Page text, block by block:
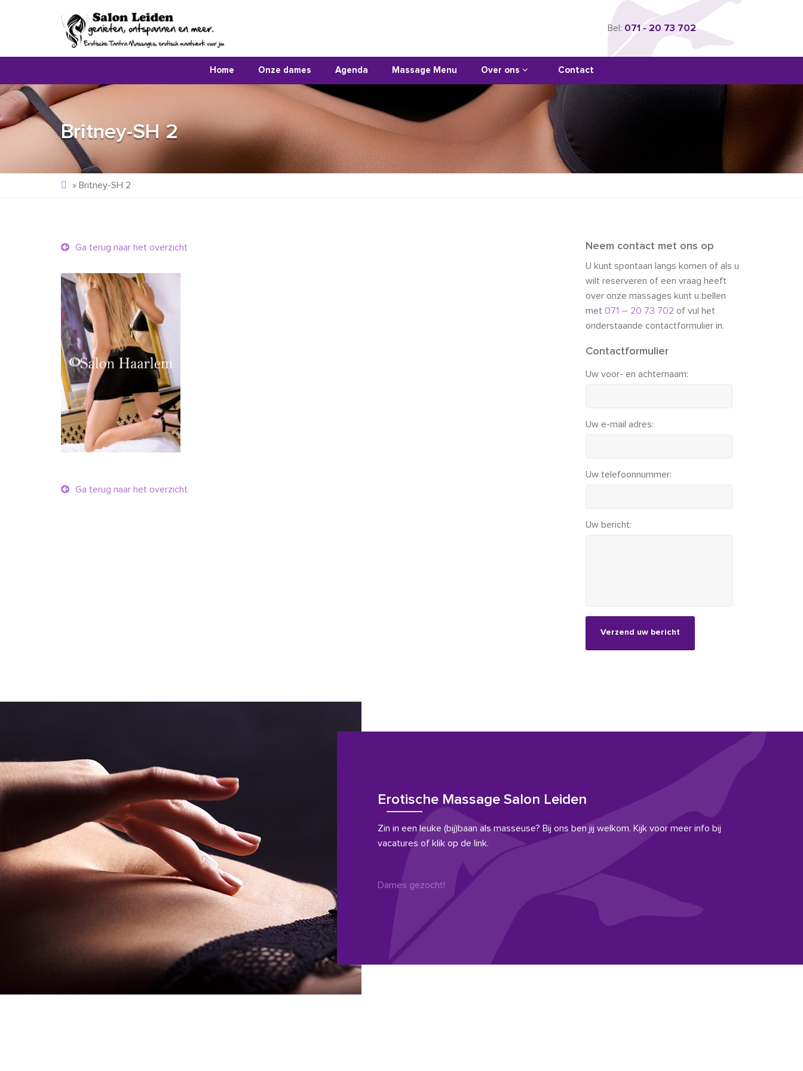
Bel: 071 - 20 73 702
Home Onze dames Agenda Massage Menu Over ons Contact
Britney-SH 2
» Britney-SH 2
Ga terug naar het overzicht
Ga terug naar het overzicht
Neem contact met ons op
U kunt spontaan langs komen of als u
wilt reserveren of een vraag heeft
over onze massages kunt u bellen
met 071 – 20 73 702 of vul het
onderstaande contactformulier in.
Contactformulier
Uw voor- en achternaam:
Uw e-mail adres:
Uw telefoonnummer:
Uw bericht:
Erotische Massage Salon Leiden
Zin in een leuke (bij)baan als masseuse? Bij ons ben jij welkom. Kijk voor meer info bij
vacatures of klik op de link.
Dames gezocht!